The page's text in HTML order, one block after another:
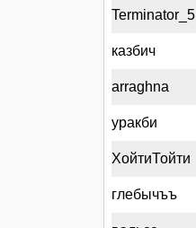
Terminator_5
казбич
arraghna
уракби
ХойтиТойти
глебычъъ